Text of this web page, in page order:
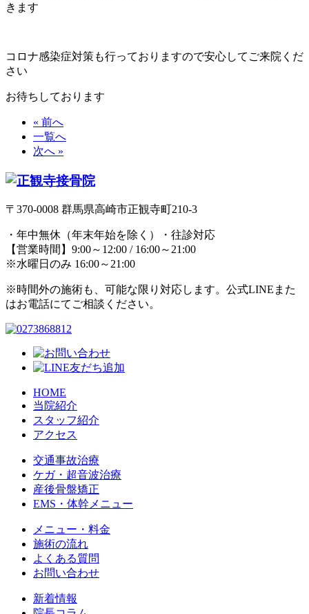
きます
コロナ感染症対策も行っておりますので安心してご来院くだ
さい
お待ちしております
« 前へ
一覧へ
次へ »
〒370-0008 群馬県高崎市正観寺町210-3
・年中無休（年末年始を除く）・往診対応
【営業時間】9:00～12:00 / 16:00～21:00
※水曜日のみ 16:00～21:00
※時間外の施術も、可能な限り対応します。公式LINEまた
はお電話にてご相談ください。
HOME
当院紹介
スタッフ紹介
アクセス
交通事故治療
ケガ・超音波治療
産後骨盤矯正
EMS・体幹メニュー
メニュー・料金
施術の流れ
よくある質問
お問い合わせ
新着情報